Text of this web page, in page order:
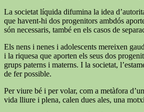
La societat líquida difumina la idea
que havent-hi dos progenitors ambdós
són necessaris, també en els casos de
Els nens i nenes i adolescents mereixen
i la riquesa que aporten els seus dos
grups paterns i materns. I la societat,
de fer possible.
Per viure bé i per volar, com a metàfora
vida lliure i plena, calen dues ales, una